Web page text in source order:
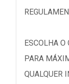
ESCOLHA
PARA
QUALQUER